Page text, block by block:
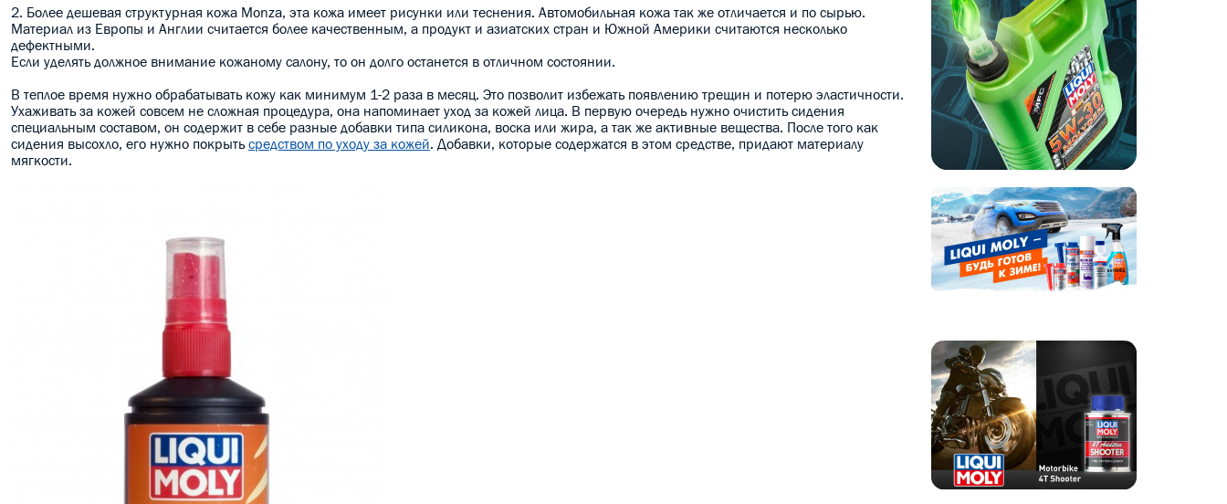
2. Более дешевая структурная кожа Monza, эта кожа имеет рисунки или теснения. Автомобильная кожа так же отличается и по сырью.
Материал из Европы и Англии считается более качественным, а продукт и азиатских стран и Южной Америки считаются несколько
дефектными.
Если уделять должное внимание кожаному салону, то он долго останется в отличном состоянии.
В теплое время нужно обрабатывать кожу как минимум 1-2 раза в месяц. Это позволит избежать появлению трещин и потерю эластичности.
Ухаживать за кожей совсем не сложная процедура, она напоминает уход за кожей лица. В первую очередь нужно очистить сидения
специальным составом, он содержит в себе разные добавки типа силикона, воска или жира, а так же активные вещества. После того как
сидения высохло, его нужно покрытьсредством по уходу за кожей. Добавки, которые содержатся в этом средстве, придают материалу
мягкости.